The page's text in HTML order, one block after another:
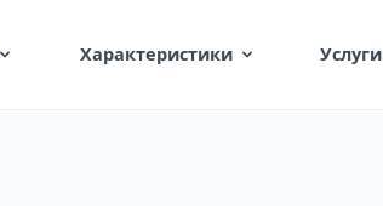
Характеристики Услуги